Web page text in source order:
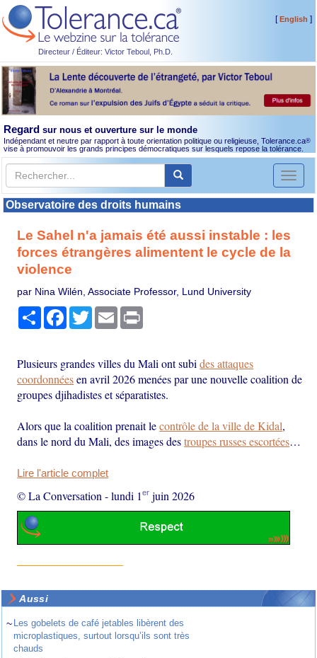
Directeur / Éditeur: Victor Teboul, Ph.D.
[English ]
Regard sur nous et ouverture sur le monde
Indépendant et neutre par rapport à toute orientation politique ou religieuse, Tolerance.ca®
vise à promouvoir les grands principes démocratiques sur lesquels repose la tolérance.
Toggle
Observatoire des droits humains
Le Sahel n'a jamais été aussi instable : les
forces étrangères alimentent le cycle de la
violence
par Nina Wilén, Associate Professor, Lund University
PartagerFacebook
TwitterEmail
Plusieurs grandes villes du Mali ont subides attaques
coordonnéesen avril 2026 menées par une nouvelle coalition de
groupes djihadistes et séparatistes.
Alors que la coalition prenait lecontrôle de la ville de Kidal,
dans le nord du Mali, des images destroupes russes escortées…
Lire l'article complet
© La Conversation -lundi 1er juin 2026
Aussi
~ Les gobelets de café jetables libèrent des
microplastiques, surtout lorsqu’ils sont très
chauds